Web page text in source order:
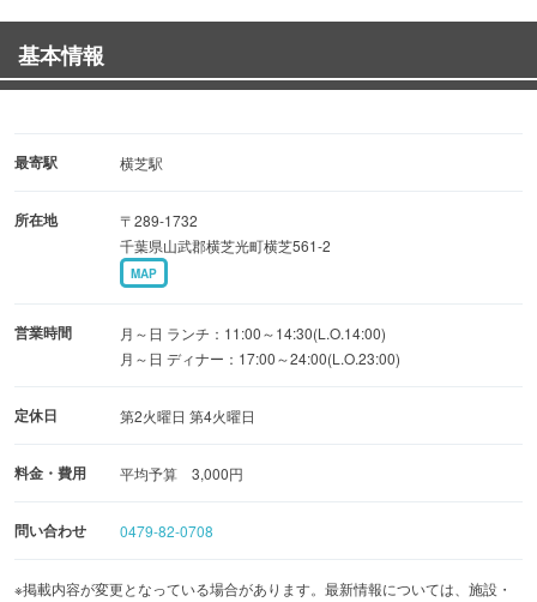
レイン酸が豊富なジューシーで柔らかい豚肉です。期待を
裏切らないこと間違いなし
11:00～14:30で営業中のランチは味もボリュームも自信あ
基本情報
最寄駅 横芝駅
所在地
〒289-1732
千葉県山武郡横芝光町横芝561-2
MAP
営業時間
月～日 ランチ：11:00～14:30(L.O.14:00)
月～日 ディナー：17:00～24:00(L.O.23:00)
定休日 第2火曜日 第4火曜日
料金・費用 平均予算 3,000円
問い合わせ 0479-82-0708
※掲載内容が変更となっている場合があります。最新情報については、施設・